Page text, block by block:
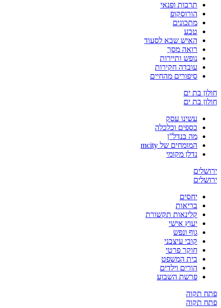
תרבות ופנאי
הורוסקופ
מתכונים
טבע
האיש שבא לסעוד
רואה מסך
נופש ותיירות
עובדה חקירות
סיפורים מהחיים
בת ים
בת ים
עשינו עסק
כספים וכלכלה
מה בנדל”ן
המומחים של mcity
נדלן מקומי
יחסים
בריאות
קלינאות תקשורת
יעוץ אישי
גוף ונפש
קובי עיצבני
חוקר פרטי
בית המשפט
הורים וילדים
פרשת השבוע
תקוה
תקוה